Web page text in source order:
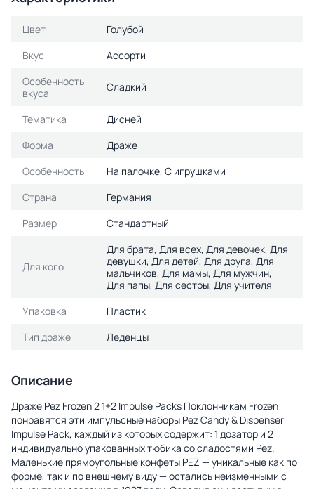
Цвет
Голубой
Вкус
Ассорти
Особенность
вкуса
Сладкий
Тематика
Дисней
Форма
Драже
Особенность
На палочке, С игрушками
Страна
Германия
Размер
Стандартный
Для кого
Для брата, Для всех, Для девочек, Для
девушки, Для детей, Для друга, Для
мальчиков, Для мамы, Для мужчин,
Для папы, Для сестры, Для учителя
Упаковка
Пластик
Тип драже
Леденцы
Описание
Драже Pez Frozen 2 1+2 Impulse Packs Поклонникам Frozen
понравятся эти импульсные наборы Pez Candy & Dispenser
Impulse Pack, каждый из которых содержит: 1 дозатор и 2
индивидуально упакованных тюбика со сладостями Pez.
Маленькие прямоугольные конфеты PEZ — уникальные как по
форме, так и по внешнему виду — остались неизменными с